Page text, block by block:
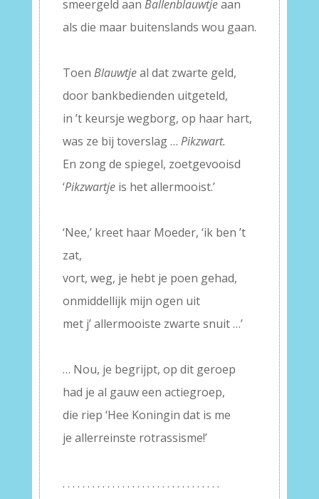
smeergeld aan Ballenblauwtjeaan
als die maar buitenslands wou gaan.
Toen Blauwtjeal dat zwarte geld,
door bankbedienden uitgeteld,
in ’t keursje wegborg, op haar hart,
was ze bij toverslag … Pikzwart.
En zong de spiegel, zoetgevooisd
‘Pikzwartjeis het allermooist.’
‘Nee,’ kreet haar Moeder, ‘ik ben ’t
zat,
vort, weg, je hebt je poen gehad,
onmiddellijk mijn ogen uit
met j’ allermooiste zwarte snuit …’
… Nou, je begrijpt, op dit geroep
had je al gauw een actiegroep,
die riep ‘Hee Koningin dat is me
je allerreinste rotrassisme!’
. . . . . . . . . . . . . . . . . . . . . . . . . . . . . . . .